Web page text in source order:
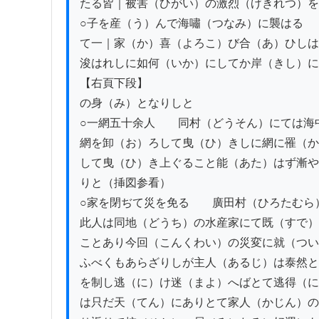
たる皆｜被害（ひがい）の激烈（げきれつ）
○子を産（う）んで海嘯（つなみ）に襲はる
て一｜家（か）喜（よろこ）び合（あ）ひし
浚はれしに如何（いか）にしてか岸（きし）
【右頁下段】
の身（み）となりしと
○一網五十余人　　同村（どうそん）にては
網を卸（お）ろして曳（ひ）きしに網に罹（
して曳（ひ）き上ぐること能（あた）はず漸
りと（挿図参看）
○家を閉ぢて災を免る　　廣田村（ひろたむ
此人は同地（どうち）の水産家にて既（すで
ことあり今回（こんくわい）の災変に就（つ
ふべくもあらざりしが主人（あるじ）は泰然
を制し逃（に）け迷（まよ）へばとて逃得（
は只だ天（てん）にありとて家人（かじん）